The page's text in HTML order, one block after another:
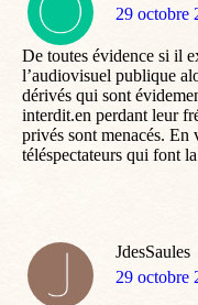
dit
29 octobre
De toutes évidence si il
l’audiovisuel publique
dérivés qui sont
interdit.en perdant leur
privés sont menacés. En
téléspectateurs qui font
JdesSaules
dit
29 octobre